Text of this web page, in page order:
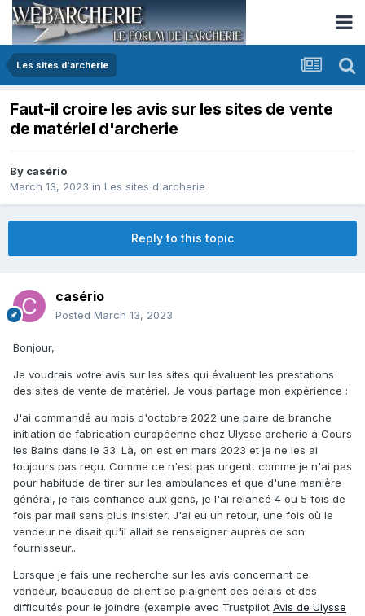
Les sites d'archerie
Faut-il croire les avis sur les sites de vente
de matériel d'archerie
By casério
March 13, 2023 in Les sites d'archerie
Reply to this topic
casério
Posted March 13, 2023
Bonjour,
Je voudrais votre avis sur les sites qui évaluent les prestations
des sites de vente de matériel. Je vous partage mon expérience :
J'ai commandé au mois d'octobre 2022 une paire de branche
initiation de fabrication européenne chez Ulysse archerie à Cours
les Bains dans le 33. Là, on est en mars 2023 et je ne les ai
toujours pas reçu. Comme ce n'est pas urgent, comme je n'ai pas
pour habitude de tirer sur les ambulances et que d'une manière
général, je fais confiance aux gens, je l'ai relancé 4 ou 5 fois de
fois par mail sans plus insister. J'ai eu un retour, une fois où le
vendeur ne disait qu'il allait se renseigner auprès de son
fournisseur...
Lorsque je fais une recherche sur les avis concernant ce
vendeur, beaucoup de client se plaignent des délais et des
difficultés pour le joindre (exemple avec Trustpilot Avis de Ulysse